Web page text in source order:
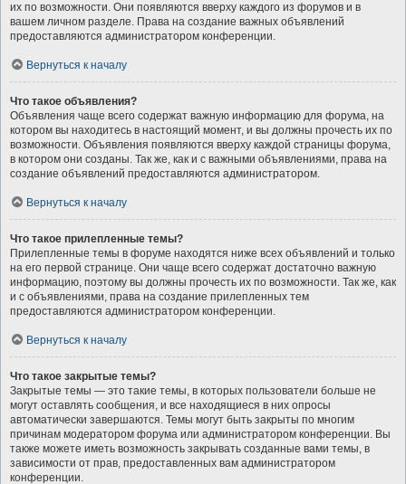
их по возможности. Они появляются вверху каждого из форумов и в
вашем личном разделе. Права на создание важных объявлений
предоставляются администратором конференции.
Вернуться к началу
Что такое объявления?
Объявления чаще всего содержат важную информацию для форума, на
котором вы находитесь в настоящий момент, и вы должны прочесть их по
возможности. Объявления появляются вверху каждой страницы форума,
в котором они созданы. Так же, как и с важными объявлениями, права на
создание объявлений предоставляются администратором.
Вернуться к началу
Что такое прилепленные темы?
Прилепленные темы в форуме находятся ниже всех объявлений и только
на его первой странице. Они чаще всего содержат достаточно важную
информацию, поэтому вы должны прочесть их по возможности. Так же, как
и с объявлениями, права на создание прилепленных тем
предоставляются администратором конференции.
Вернуться к началу
Что такое закрытые темы?
Закрытые темы — это такие темы, в которых пользователи больше не
могут оставлять сообщения, и все находящиеся в них опросы
автоматически завершаются. Темы могут быть закрыты по многим
причинам модератором форума или администратором конференции. Вы
также можете иметь возможность закрывать созданные вами темы, в
зависимости от прав, предоставленных вам администратором
конференции.